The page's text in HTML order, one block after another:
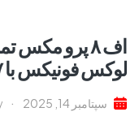
اف ۸ پرو
لوکس فونیکس با ۷ سال گارانتی
سپتامبر 14, 2025